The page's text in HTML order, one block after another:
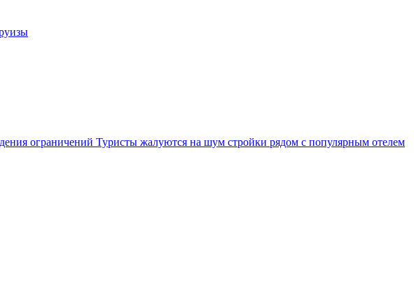
ограничений Туристы жалуются на шум стройки рядом с популярным отелем